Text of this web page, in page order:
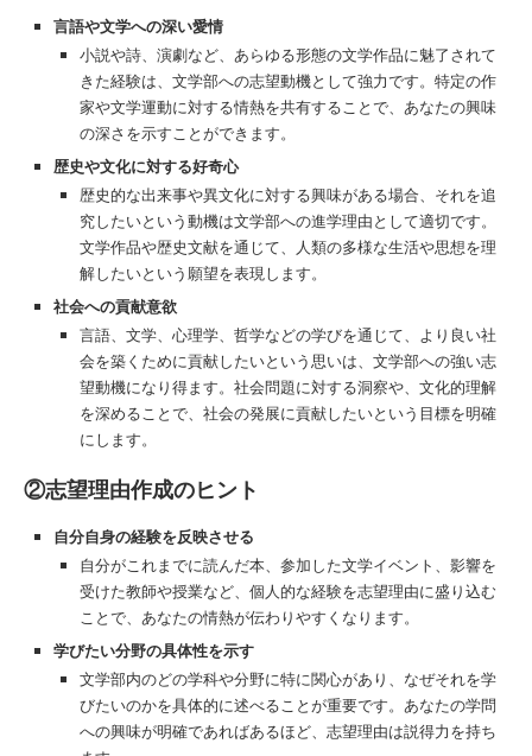
言語や文学への深い愛情
小説や詩、演劇など、あらゆる形態の文学作品に魅了されて
きた経験は、文学部への志望動機として強力です。特定の作
家や文学運動に対する情熱を共有することで、あなたの興味
の深さを示すことができます。
歴史や文化に対する好奇心
歴史的な出来事や異文化に対する興味がある場合、それを追
究したいという動機は文学部への進学理由として適切です。
文学作品や歴史文献を通じて、人類の多様な生活や思想を理
解したいという願望を表現します。
社会への貢献意欲
言語、文学、心理学、哲学などの学びを通じて、より良い社
会を築くために貢献したいという思いは、文学部への強い志
望動機になり得ます。社会問題に対する洞察や、文化的理解
を深めることで、社会の発展に貢献したいという目標を明確
にします。
②志望理由作成のヒント
自分自身の経験を反映させる
自分がこれまでに読んだ本、参加した文学イベント、影響を
受けた教師や授業など、個人的な経験を志望理由に盛り込む
ことで、あなたの情熱が伝わりやすくなります。
学びたい分野の具体性を示す
文学部内のどの学科や分野に特に関心があり、なぜそれを学
びたいのかを具体的に述べることが重要です。あなたの学問
への興味が明確であればあるほど、志望理由は説得力を持ち